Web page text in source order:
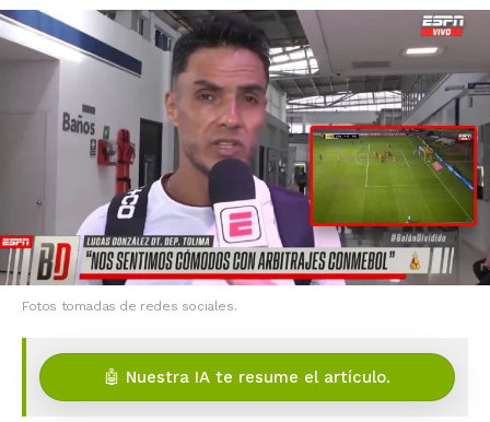
Fotos tomadas de redes sociales.
🤖 Nuestra IA te resume el artículo.